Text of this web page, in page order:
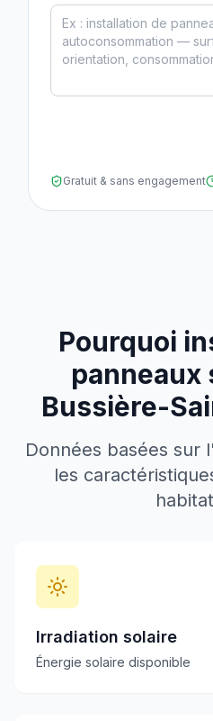
Gratuit & sans engagement
Pourquoi
panneaux
Bussière-
Données basées sur
les
Irradiation solaire
Énergie solaire disponible